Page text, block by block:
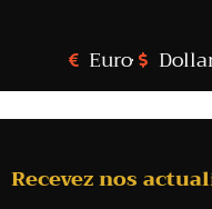
Euro
Recevez nos